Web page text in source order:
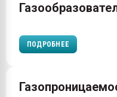
ПОДРОБНЕЕ